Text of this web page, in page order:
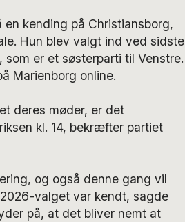
kending på Christiansborg,
Hun blev valgt ind ved sidste
er et søsterparti til Venstre.
Marienborg online.
deres møder, er det
kl. 14, bekræfter partiet
og også denne gang vil
valget var kendt, sagde
på, at det bliver nemt at